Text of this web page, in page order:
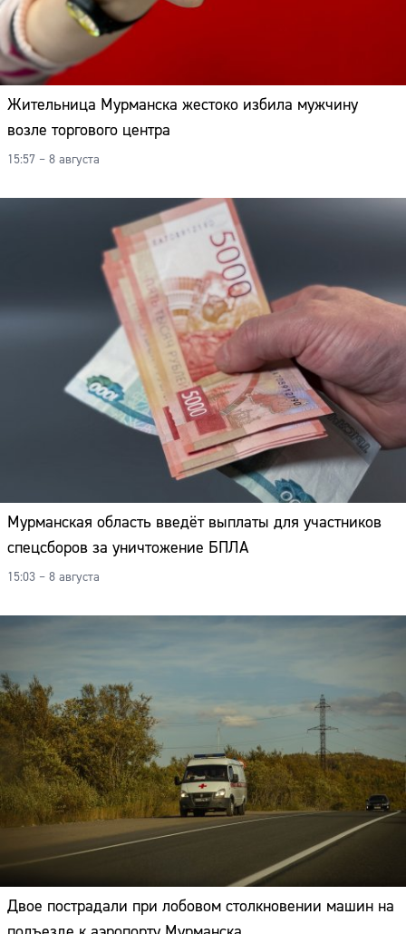
Жительница Мурманска жестоко избила мужчину
возле торгового центра
15:57 – 8 августа
Мурманская область введёт выплаты для участников
спецсборов за уничтожение БПЛА
15:03 – 8 августа
Двое пострадали при лобовом столкновении машин на